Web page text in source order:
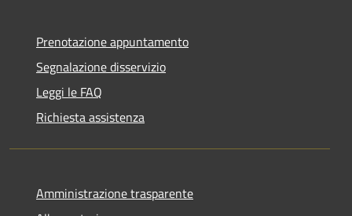
Prenotazione appuntamento
Segnalazione disservizio
Leggi le FAQ
Richiesta assistenza
Amministrazione trasparente